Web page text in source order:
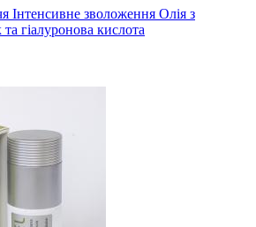
Інтенсивне зволоження Олія з
гіалуронова кислота